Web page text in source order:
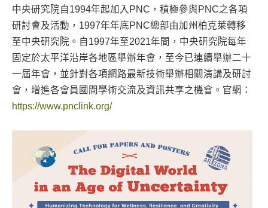
中央研究院自1994年起加入PNC，積極參與PNC之各項
研討會及活動，1997年年底PNC總部由加州柏克萊轉移
至中央研究院。自1997年至2021年間，中央研究院每年
固定於太平洋沿岸各地區舉辦年會，至今已連續舉辦二十
一屆年會，並針對各項網路最新技術舉辦相關演講及研討
會，增進各會員國間學術交流及資訊共享之機會。官網：
https://www.pnclink.org/